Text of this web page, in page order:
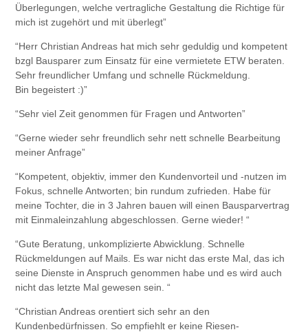
Überlegungen, welche vertragliche Gestaltung die Richtige für
mich ist zugehört und mit überlegt”
“Herr Christian Andreas hat mich sehr geduldig und kompetent
bzgl Bausparer zum Einsatz für eine vermietete ETW beraten.
Sehr freundlicher Umfang und schnelle Rückmeldung.
Bin begeistert :)”
“Sehr viel Zeit genommen für Fragen und Antworten”
“Gerne wieder sehr freundlich sehr nett schnelle Bearbeitung
meiner Anfrage”
“Kompetent, objektiv, immer den Kundenvorteil und -nutzen im
Fokus, schnelle Antworten; bin rundum zufrieden. Habe für
meine Tochter, die in 3 Jahren bauen will einen Bausparvertrag
mit Einmaleinzahlung abgeschlossen. Gerne wieder! “
“Gute Beratung, unkomplizierte Abwicklung. Schnelle
Rückmeldungen auf Mails. Es war nicht das erste Mal, das ich
seine Dienste in Anspruch genommen habe und es wird auch
nicht das letzte Mal gewesen sein. “
“Christian Andreas orentiert sich sehr an den
Kundenbedürfnissen. So empfiehlt er keine Riesen-